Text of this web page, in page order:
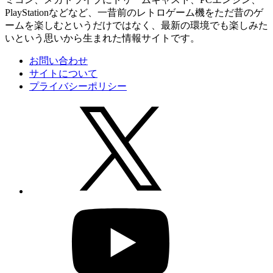
PlayStationなどなど、一昔前のレトロゲーム機をただ昔のゲ
ームを楽しむというだけではなく、最新の環境でも楽しみた
いという思いから生まれた情報サイトです。
お問い合わせ
サイトについて
プライバシーポリシー